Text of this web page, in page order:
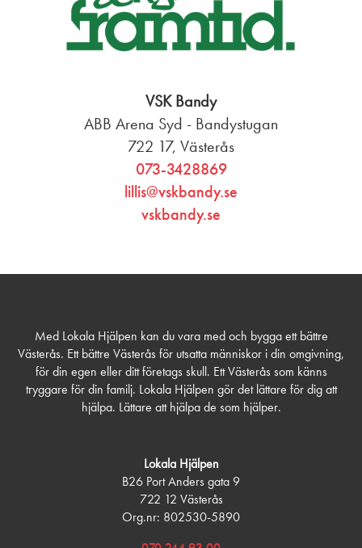
VSK Bandy
ABB Arena Syd - Bandystugan
722 17, Västerås
073-3428869
lillis@vskbandy.se
vskbandy.se
Med Lokala Hjälpen kan du vara med och bygga ett bättre
Västerås. Ett bättre Västerås för utsatta människor i din omgivning,
för din egen eller ditt företags skull. Ett Västerås som känns
tryggare för din familj. Lokala Hjälpen gör det lättare för dig att
hjälpa. Lättare att hjälpa de som hjälper.
Lokala Hjälpen
B26 Port Anders gata 9
722 12 Västerås
Org.nr: 802530-5890